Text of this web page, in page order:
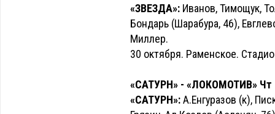
«ЗВЕЗДА»: Иванов, Тимощук,
Бондарь (Шарабура, 46),
Миллер.
30 октября. Раменское.
«САТУРН» - «ЛОКОМОТИВ» Чт
«САТУРН»:А.Енгуразов (к),